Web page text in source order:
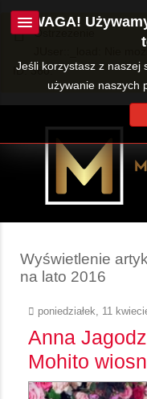
Ostrzeżenie
JUser::_load: Nie
ID: 360.
Wyświetlenie
na lato 2016
poniedziałek, 11
Anna
Mohito
UWAGA!
Jeśli korzystasz z naszej
używanie naszych